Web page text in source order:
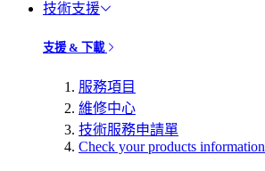
技術支援
支援 & 下載
服務項目
維修中心
技術服務申請單
Check your products information